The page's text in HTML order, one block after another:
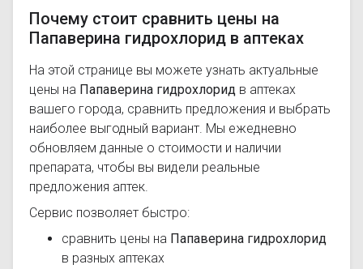
Почему стоит сравнить цены на
Папаверина гидрохлорид в аптеках
На этой странице вы можете узнать актуальные
цены на Папаверина гидрохлорид в аптеках
вашего города, сравнить предложения и выбрать
наиболее выгодный вариант. Мы ежедневно
обновляем данные о стоимости и наличии
препарата, чтобы вы видели реальные
предложения аптек.
Сервис позволяет быстро:
сравнить цены на Папаверина гидрохлорид
в разных аптеках